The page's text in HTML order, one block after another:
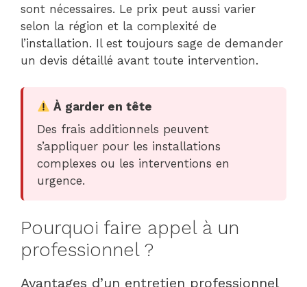
sont nécessaires. Le prix peut aussi varier
selon la région et la complexité de
l’installation. Il est toujours sage de demander
un devis détaillé avant toute intervention.
À garder en tête
Des frais additionnels peuvent
s’appliquer pour les installations
complexes ou les interventions en
urgence.
Pourquoi faire appel à un
professionnel ?
Avantages d’un entretien professionnel